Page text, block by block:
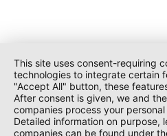
This site uses consent-requiring
technologies to integrate certain
"Accept All" button, these
After consent is given, we and
companies process your
Detailed information on purpose,
companies can be found under